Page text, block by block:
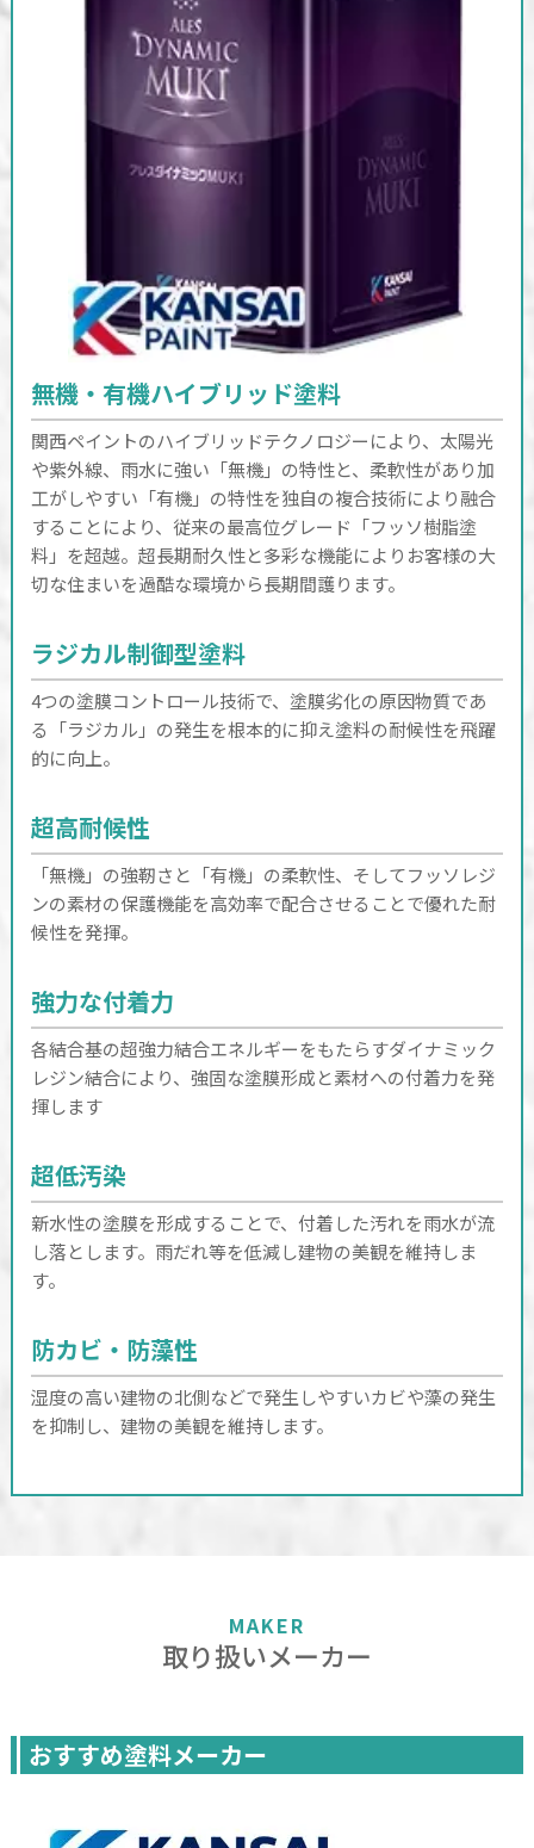
無機・有機ハイブリッド塗料
関西ペイントのハイブリッドテクノロジーにより、太陽光
や紫外線、雨水に強い「無機」の特性と、柔軟性があり加
工がしやすい「有機」の特性を独自の複合技術により融合
することにより、従来の最高位グレード「フッソ樹脂塗
料」を超越。超長期耐久性と多彩な機能によりお客様の大
切な住まいを過酷な環境から長期間護ります。
ラジカル制御型塗料
4つの塗膜コントロール技術で、塗膜劣化の原因物質であ
る「ラジカル」の発生を根本的に抑え塗料の耐候性を飛躍
的に向上。
超高耐候性
「無機」の強靭さと「有機」の柔軟性、そしてフッソレジ
ンの素材の保護機能を高効率で配合させることで優れた耐
候性を発揮。
強力な付着力
各結合基の超強力結合エネルギーをもたらすダイナミック
レジン結合により、強固な塗膜形成と素材への付着力を発
揮します
超低汚染
新水性の塗膜を形成することで、付着した汚れを雨水が流
し落とします。雨だれ等を低減し建物の美観を維持しま
す。
防カビ・防藻性
湿度の高い建物の北側などで発生しやすいカビや藻の発生
を抑制し、建物の美観を維持します。
MAKER
取り扱いメーカー
おすすめ塗料メーカー